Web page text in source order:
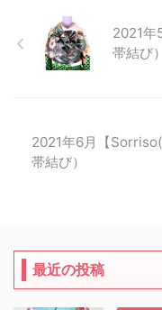
2021年
帯結び）
2021年6月【
帯結び）
最近の投稿